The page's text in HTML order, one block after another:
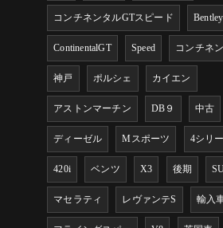
コンチネンタルGTスピード Bentley
ContinentalGT Speed コンチネ
神戸 ポルシェ カイエン
アストンマーチン DB９ 中古
ディーゼル Mスポーツ 4シリ
420i ベンツ X3 後期
マセラティ レヴァンテS 輸入